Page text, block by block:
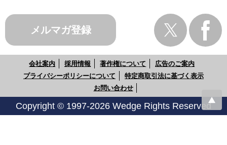
メルマガ登録
会社案内 採用情報 著作権について
広告のご案内
プライバシーポリシーについて
特定商取引法に基づく表示
お問い合わせ
Copyright © 1997-2026 Wedge Rights Reserved